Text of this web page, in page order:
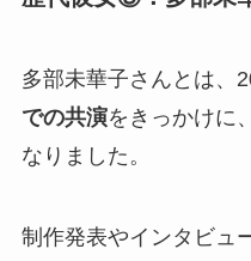
多部未華子さんとは、
での共演をきっかけに
なりました。
制作発表やインタビュ